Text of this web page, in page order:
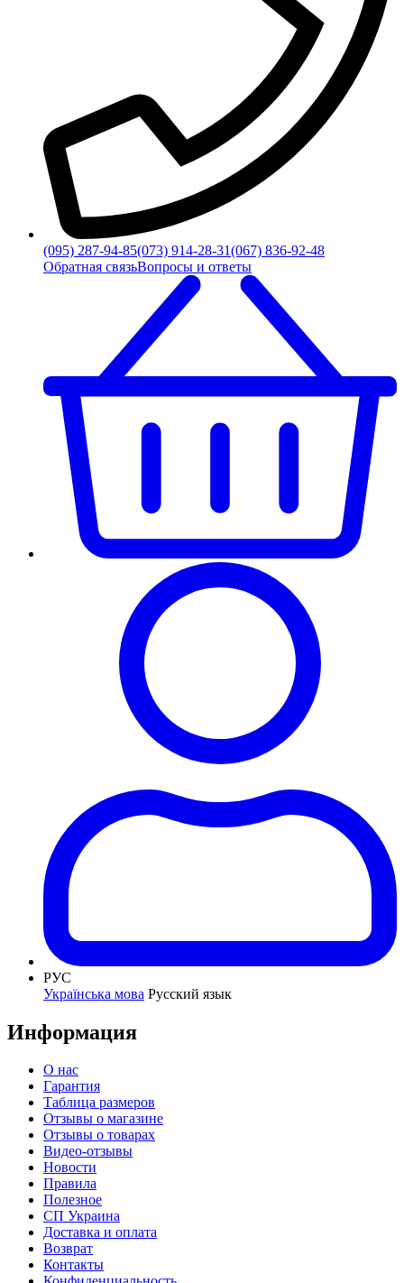
(095) 287-94-85(073) 914-28-31(067) 836-92-48
Обратная связьВопросы и ответы
РУС
Українська мова Русский язык
Информация
О нас
Гарантия
Таблица размеров
Отзывы о магазине
Отзывы о товарах
Видео-отзывы
Новости
Правила
Полезное
СП Украина
Доставка и оплата
Возврат
Контакты